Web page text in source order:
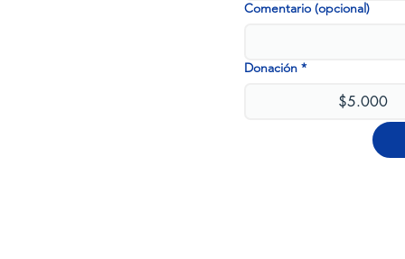
Comentario (opcional)
Donación *
$5.000